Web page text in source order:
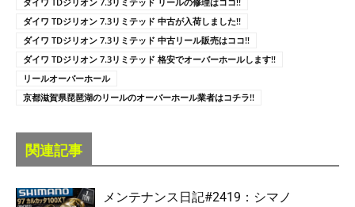
ダイワ TDジリオン 7.3リミテッド 中古が入荷しました!!
ダイワ TDジリオン 7.3リミテッド 中古リール販売はココ!!
ダイワ TDジリオン 7.3リミテッド 格安でオーバーホールします!!
リールオーバーホール
京都滋賀県琵琶湖のリールのオーバーホール業者はコチラ!!
関連記事
メンテナンス日記#2419：シマノ